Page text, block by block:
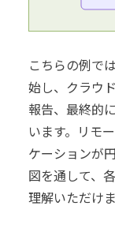
こちらの例で
始し、クラウ
報告、最終的
います。リモ
ケーションが
図を通して、
理解いただけま